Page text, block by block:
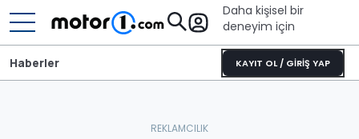
Daha kişisel bir
deneyim için
KAYIT OL / GİRİŞ YAP
Haberler